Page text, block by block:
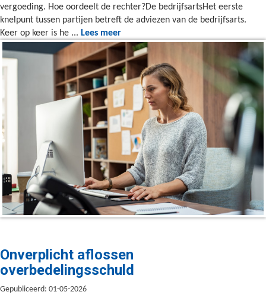
vergoeding. Hoe oordeelt de rechter?De bedrijfsartsHet eerste
knelpunt tussen partijen betreft de adviezen van de bedrijfsarts.
Keer op keer is he ... Lees meer
Onverplicht aflossen
overbedelingsschuld
Gepubliceerd: 01-05-2026